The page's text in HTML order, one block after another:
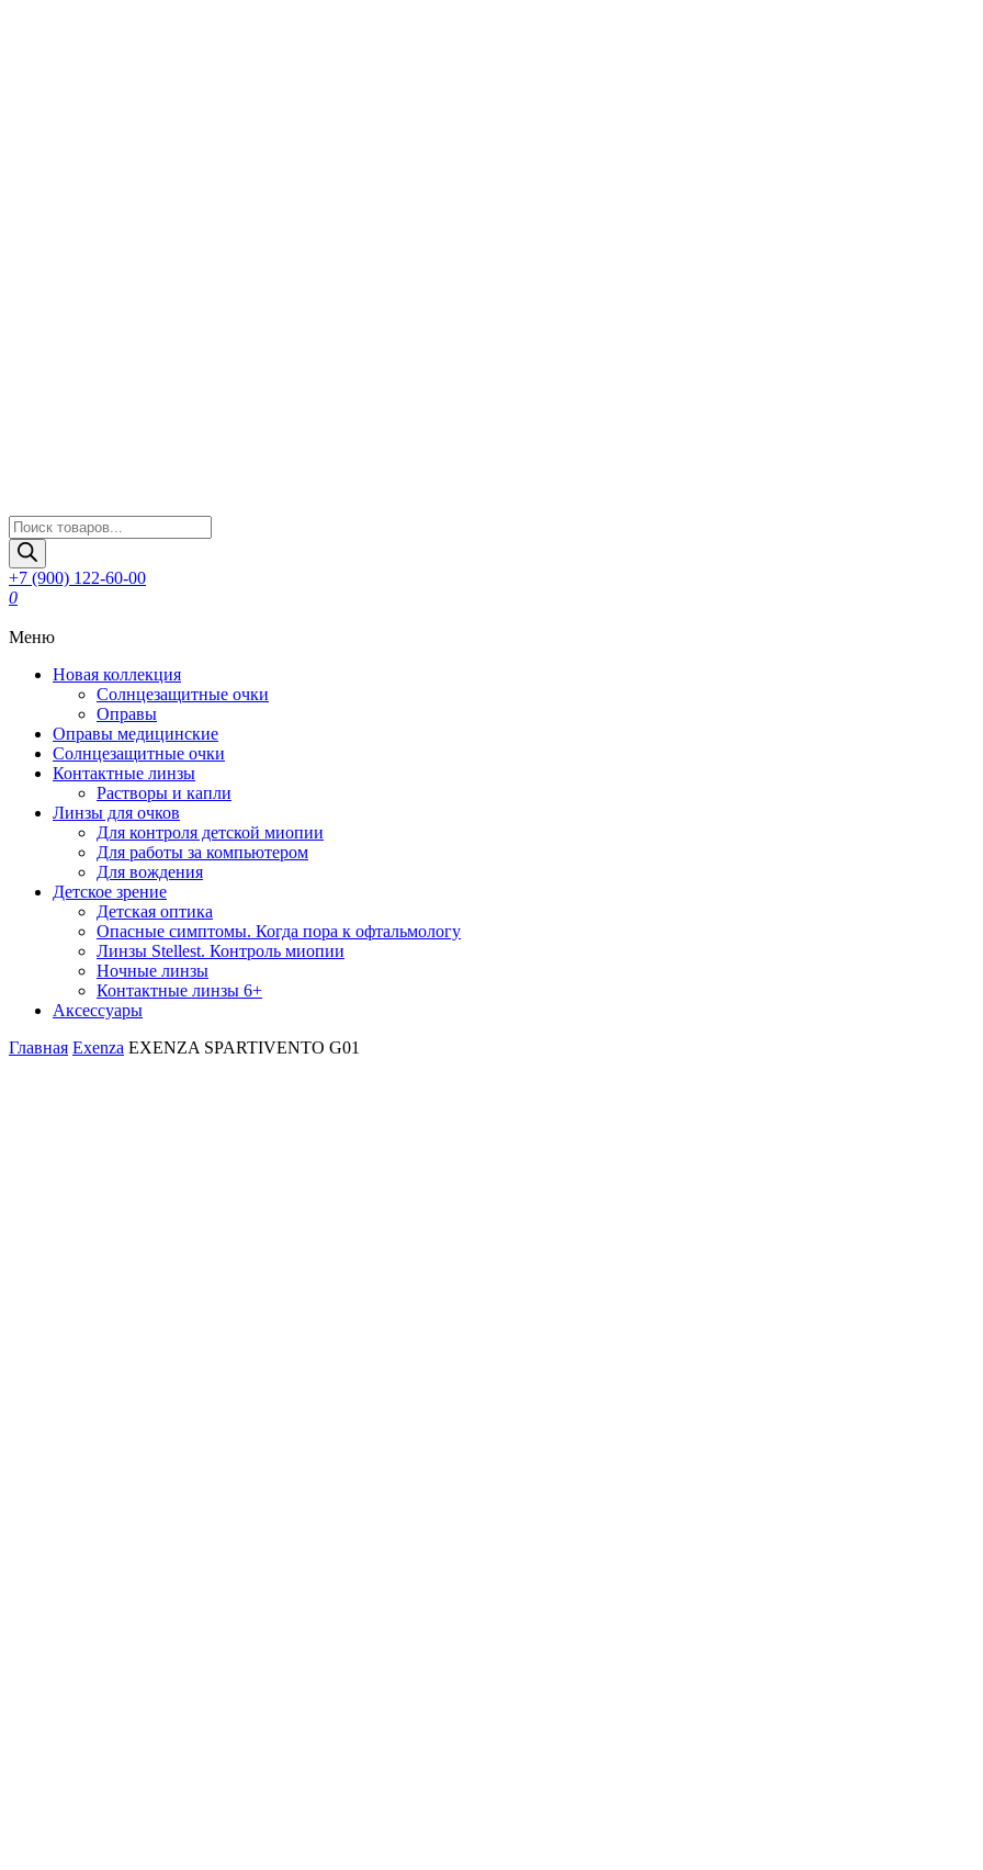
Поиск
товаров
+7 (900) 122-60-00
0
Меню
Новая коллекция
Солнцезащитные очки
Оправы
Оправы медицинские
Солнцезащитные очки
Контактные линзы
Растворы и капли
Линзы для очков
Для контроля детской миопии
Для работы за компьютером
Для вождения
Детское зрение
Детская оптика
Опасные симптомы. Когда пора к офтальмологу
Линзы Stellest. Контроль миопии
Ночные линзы
Контактные линзы 6+
Аксессуары
Главная Exenza EXENZA SPARTIVENTO G01